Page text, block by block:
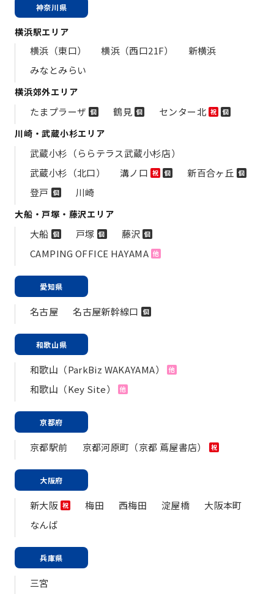
神奈川県
横浜駅エリア
横浜（東口） 横浜（西口21F）
新横浜
みなとみらい
横浜郊外エリア
たまプラーザ 個 鶴見 個 センター北 祝 個
川崎・武蔵小杉エリア
武蔵小杉（ららテラス武蔵小杉店）
武蔵小杉（北口）
溝ノ口 祝 個 新百合ヶ丘 個
登戸 個 川崎
大船・戸塚・藤沢エリア
大船 個 戸塚 個 藤沢 個
CAMPING OFFICE HAYAMA 他
愛知県
名古屋 名古屋新幹線口 個
和歌山県
和歌山（ParkBiz WAKAYAMA） 他
和歌山（Key Site） 他
京都府
京都駅前 京都河原町（京都 蔦屋書店） 祝
大阪府
新大阪 祝 梅田 西梅田 淀屋橋
大阪本町
なんば
兵庫県
三宮